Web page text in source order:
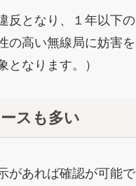
反となり、１年以下の
の高い無線局に妨害を
なります。）
スも多い
があれば確認が可能で